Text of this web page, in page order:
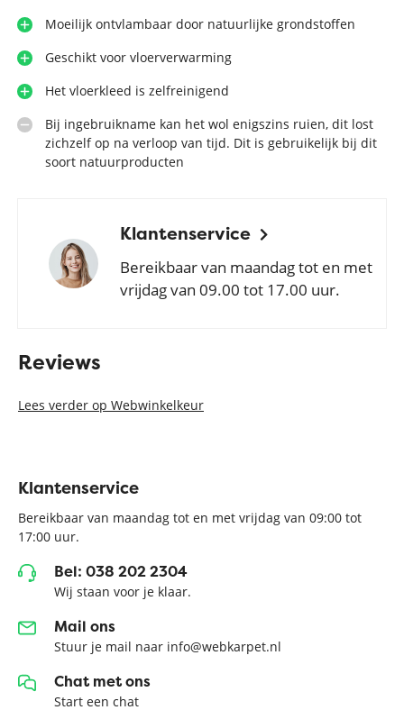
Moeilijk ontvlambaar door natuurlijke grondstoffen
Geschikt voor vloerverwarming
Het vloerkleed is zelfreinigend
Bij ingebruikname kan het wol enigszins ruien, dit lost
zichzelf op na verloop van tijd. Dit is gebruikelijk bij dit
soort natuurproducten
Klantenservice
Bereikbaar van maandag tot en met
vrijdag van 09.00 tot 17.00 uur.
Reviews
Lees verder op Webwinkelkeur
Klantenservice
Bereikbaar van maandag tot en met vrijdag van 09:00 tot
17:00 uur.
Bel: 038 202 2304
Wij staan voor je klaar.
Mail ons
Stuur je mail naar info@webkarpet.nl
Chat met ons
Start een chat